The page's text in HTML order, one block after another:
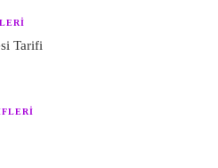
Tarifi